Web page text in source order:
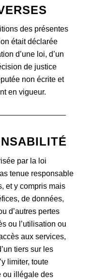
des présentes
était déclarée
d’une loi, d’un
de justice
non écrite et
en vigueur.
par la loi
tenue responsable
et y compris mais
de données,
d’autres pertes
ou l’utilisation ou
aux services,
tiers sur les
limiter, toute
ou illégale des